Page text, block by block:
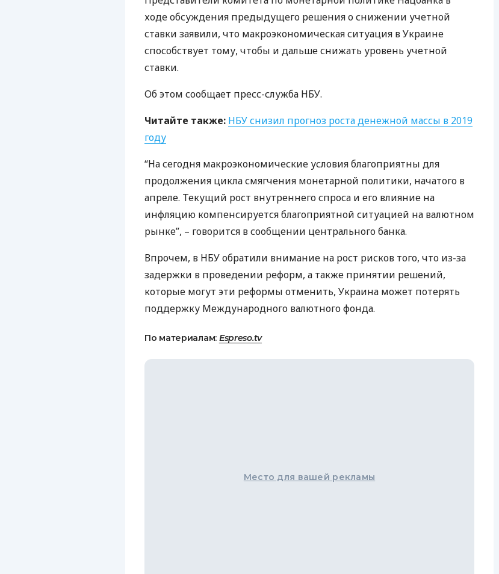
ЕЖЕМЕСЯЧНЫЙ ОБЗОР
КЕШБЭКА
ПУТЕВОДИТЕЛИ ПО
ходе обсуждения предыдущего решения о снижении учетной
ставки заявили, что макроэкономическая ситуация в Украине
способствует тому, чтобы и дальше снижать уровень учетной
ставки.
Об этом сообщает пресс-служба НБУ.
Читайте также: НБУснизил прогноз роста денежной массы в 2019
году
“На сегодня макроэкономические условия благоприятны для
продолжения цикла смягчения монетарной политики, начатого в
апреле. Текущий рост внутреннего спроса и его влияние на
инфляцию компенсируется благоприятной ситуацией на валютном
рынке”, – говорится в сообщении центрального банка.
Впрочем, в НБУобратили внимание на рост рисков того, что из-за
задержки в проведении реформ, а также принятии решений,
которые могут эти реформы отменить, Украина может потерять
поддержку Международного валютного фонда.
По материалам: Espreso.tv
Место для вашей рекламы